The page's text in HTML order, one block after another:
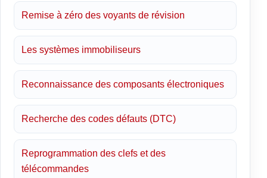
Remise à zéro des voyants de révision
Les systèmes immobiliseurs
Reconnaissance des composants électroniques
Recherche des codes défauts (DTC)
Reprogrammation des clefs et des
télécommandes